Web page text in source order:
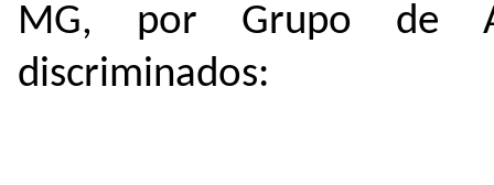
MG, por Grupo de
discriminados: